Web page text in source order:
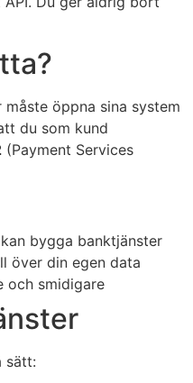
öppna sina system
du som kund
(Payment Services
bygga banktjänster
över din egen data
och smidigare
sätt: